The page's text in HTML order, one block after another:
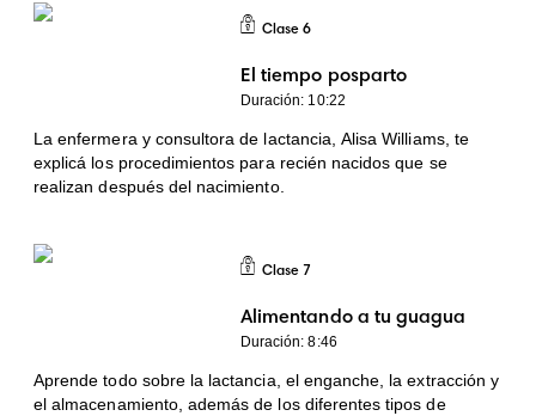
Clase 6
El tiempo posparto
Clase
6
Duración: 10:22
La enfermera y consultora de lactancia, Alisa Williams, te
explicá los procedimientos para recién nacidos que se
realizan después del nacimiento.
Clase 7
Alimentando a tu guagua
Clase
7
Duración: 8:46
Aprende todo sobre la lactancia, el enganche, la extracción y
el almacenamiento, además de los diferentes tipos de